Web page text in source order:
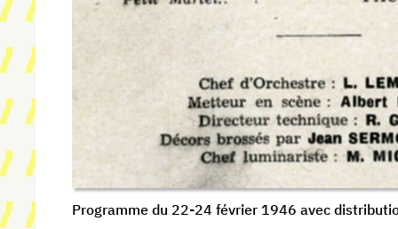
Programme du 22-24 février 1946 avec